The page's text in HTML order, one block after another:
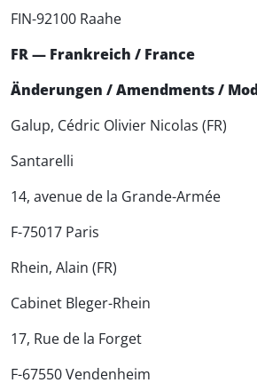
FIN-92100 Raahe
FR — Frankreich / France
Änderungen / Amendments /
Galup, Cédric Olivier Nicolas (FR)
Santarelli
14, avenue de la Grande-Armée
F-75017 Paris
Rhein, Alain (FR)
Cabinet Bleger-Rhein
17, Rue de la Forget
F-67550 Vendenheim